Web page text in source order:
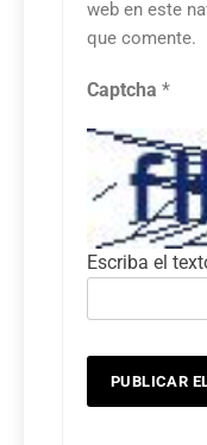
web en este
que comente.
Captcha *
Escriba el